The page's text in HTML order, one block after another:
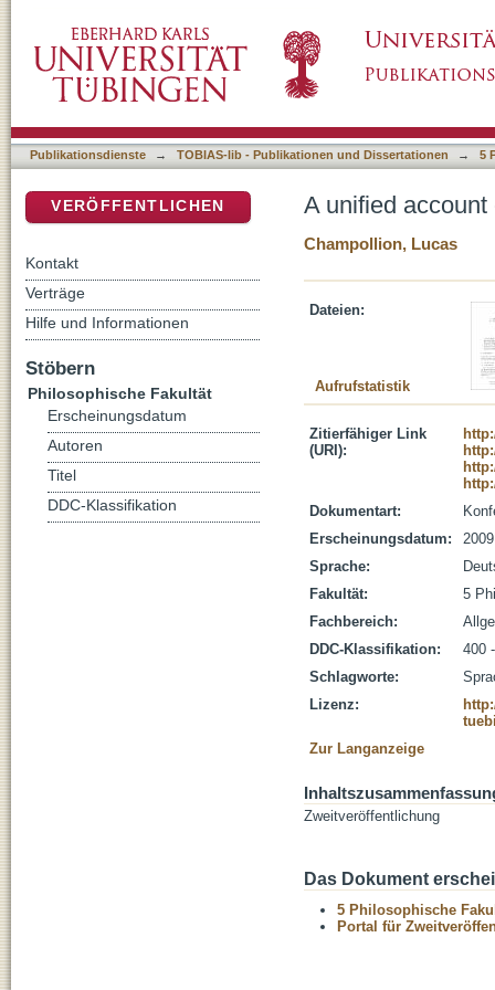
Publikationsdienste → TOBIAS-lib - Publikationen und Dissertationen → 5
A unified
Champollion, Lucas
Dateien:
Aufrufstatistik
Zitierfähiger Link
(URI):
Dokumentart:
Erscheinungsdatum:
2009
Sprache:
Fakultät:
5
Fachbereich:
DDC-Klassifikation:
400
Schlagworte:
Lizenz:
Zur Langanzeige
Zweitveröffentlichung
Das Dokument
5 Philosophische
Portal für
VERÖFFENTLICHEN
Kontakt
Verträge
Hilfe und Informationen
Stöbern
Philosophische Fakultät
Erscheinungsdatum
Autoren
Titel
DDC-Klassifikation